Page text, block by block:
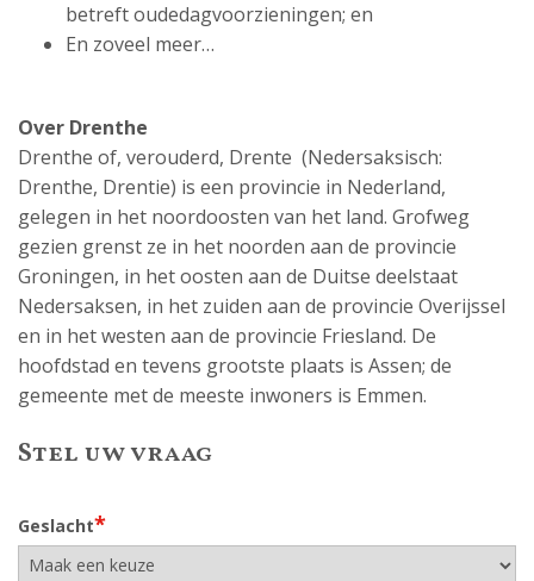
betreft oudedagvoorzieningen; en
En zoveel meer…
Over Drenthe
Drenthe of, verouderd, Drente (Nedersaksisch:
Drenthe, Drentie) is een provincie in Nederland,
gelegen in het noordoosten van het land. Grofweg
gezien grenst ze in het noorden aan de provincie
Groningen, in het oosten aan de Duitse deelstaat
Nedersaksen, in het zuiden aan de provincie Overijssel
en in het westen aan de provincie Friesland. De
hoofdstad en tevens grootste plaats is Assen; de
gemeente met de meeste inwoners is Emmen.
Stel uw vraag
Geslacht*